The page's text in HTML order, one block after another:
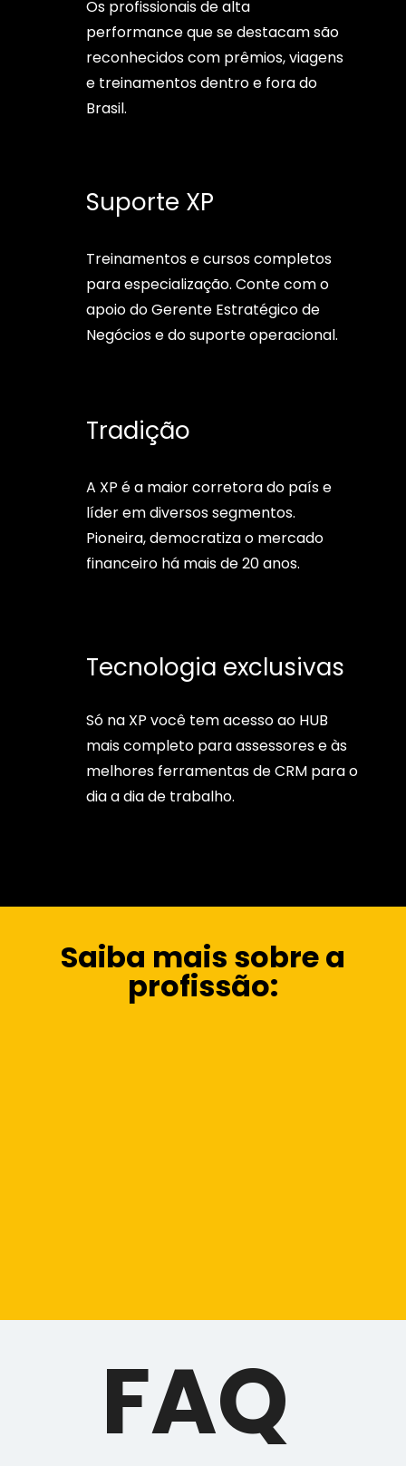
Os profissionais de alta
performance que se destacam são
reconhecidos com prêmios, viagens
e treinamentos dentro e fora do
Brasil.
Suporte XP
Treinamentos e cursos completos
para especialização. Conte com o
apoio do Gerente Estratégico de
Negócios e do suporte operacional.
Tradição
A XP é a maior corretora do país e
líder em diversos segmentos.
Pioneira, democratiza o mercado
financeiro há mais de 20 anos.
Tecnologia exclusivas
Só na XP você tem acesso ao HUB
mais completo para assessores e às
melhores ferramentas de CRM para o
dia a dia de trabalho.
Saiba mais sobre a
profissão:
FAQ